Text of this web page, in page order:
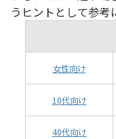
うヒントとして参考
女性向け
10代向け
40代向け